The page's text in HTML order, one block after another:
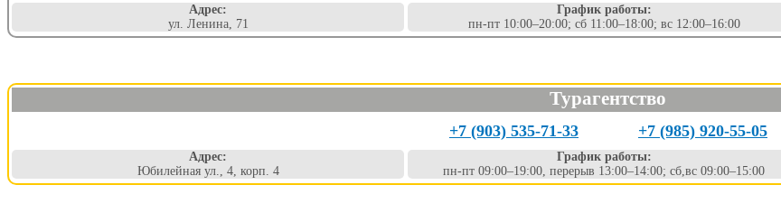
Адрес:
ул. Ленина, 71
График работы:
пн-пт 10:00–20:00; сб 11:00–18:00; вс 12:00–16:00
Турагентство
+7 (903) 535-71-33 +7 (985) 920-55-05
Адрес:
Юбилейная ул., 4, корп. 4
График работы:
пн-пт 09:00–19:00, перерыв 13:00–14:00; сб,вс 09:00–15:00